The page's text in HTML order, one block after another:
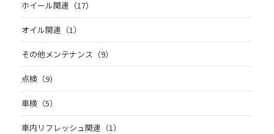
ホイール関連（17）
オイル関連（1）
その他メンテナンス（9）
点検（9）
車検（5）
車内リフレッシュ関連（1）